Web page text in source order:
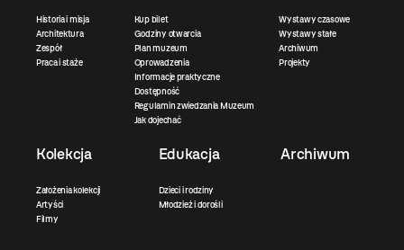
Historia i misja
Architektura
Zespół
Praca i staże
Kup bilet
Godziny otwarcia
Plan muzeum
Oprowadzenia
Informacje praktyczne
Dostępność
Regulamin zwiedzania Muzeum
Jak dojechać
Wystawy czasowe
Wystawy stałe
Archiwum
Projekty
Kolekcja
Założenia kolekcji
Artyści
Filmy
Edukacja
Dzieci i rodziny
Młodzież i dorośli
Archiwum